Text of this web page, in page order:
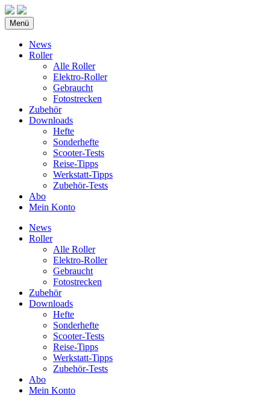
Menü
News
Roller
Alle Roller
Elektro-Roller
Gebraucht
Fotostrecken
Zubehör
Downloads
Hefte
Sonderhefte
Scooter-Tests
Reise-Tipps
Werkstatt-Tipps
Zubehör-Tests
Abo
Mein Konto
News
Roller
Alle Roller
Elektro-Roller
Gebraucht
Fotostrecken
Zubehör
Downloads
Hefte
Sonderhefte
Scooter-Tests
Reise-Tipps
Werkstatt-Tipps
Zubehör-Tests
Abo
Mein Konto